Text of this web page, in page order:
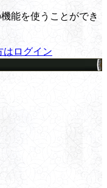
能を使うことができ
はログイン